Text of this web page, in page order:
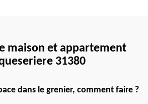
maison et appartement
31380
dans le grenier, comment faire ?